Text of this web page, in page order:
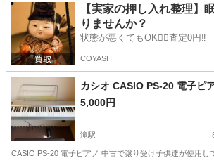
兵庫 神戸市 電子楽器 スポット
【実家の押し入れ整理】
りませんか？
状態が悪くてもOK🙆‍♀️査定0円‼️
COYASH
カシオ CASIO PS-20 電子ピ
5,000円
滝駅
CASIO PS-20 電子ピアノ 中古で譲り受け子供達が使用